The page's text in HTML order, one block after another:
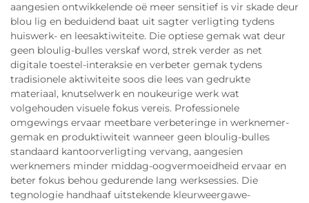
aangesien ontwikkelende oë meer sensitief is vir skade deur
blou lig en beduidend baat uit sagter verligting tydens
huiswerk- en leesaktiwiteite. Die optiese gemak wat deur
geen bloulig-bulles verskaf word, strek verder as net
digitale toestel-interaksie en verbeter gemak tydens
tradisionele aktiwiteite soos die lees van gedrukte
materiaal, knutselwerk en noukeurige werk wat
volgehouden visuele fokus vereis. Professionele
omgewings ervaar meetbare verbeteringe in werknemer-
gemak en produktiwiteit wanneer geen bloulig-bulles
standaard kantoorverligting vervang, aangesien
werknemers minder middag-oogvermoeidheid ervaar en
beter fokus behou gedurende lang werksessies. Die
tegnologie handhaaf uitstekende kleurweergawe-